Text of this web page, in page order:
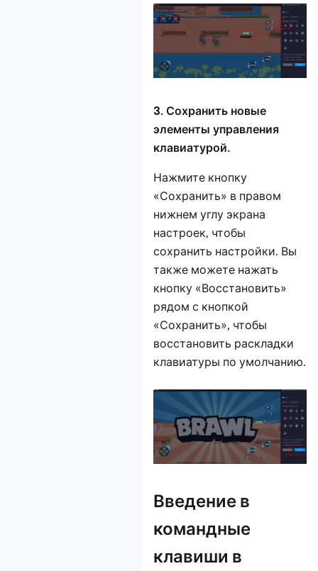
3. Сохранить новые
элементы управления
клавиатурой.
Нажмите кнопку
«Сохранить» в правом
нижнем углу экрана
настроек, чтобы
сохранить настройки. Вы
также можете нажать
кнопку «Восстановить»
рядом с кнопкой
«Сохранить», чтобы
восстановить раскладки
клавиатуры по умолчанию.
Введение в
командные
клавиши в